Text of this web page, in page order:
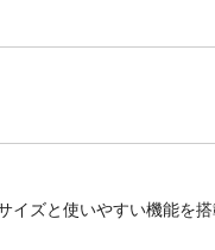
ズと使いやすい機能を搭